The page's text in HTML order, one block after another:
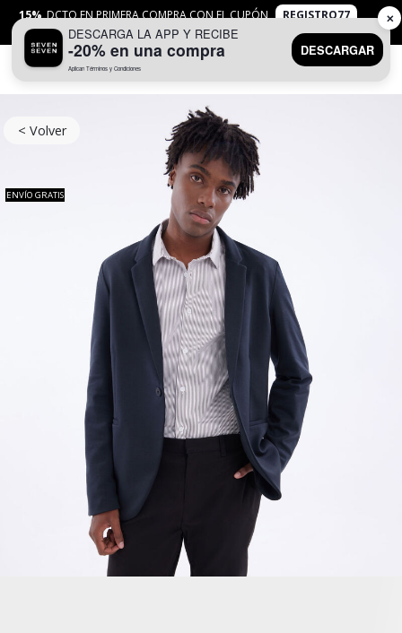
15% DCTO EN PRIMERA COMPRA CON EL CUPÓN
REGISTRO77
APLICANTYC
< Volver
ENVÍO GRATIS
DESCARGA LA APP Y RECIBE
-20% en una compra
Aplican Términos y Condiciones
DESCARGAR
✕